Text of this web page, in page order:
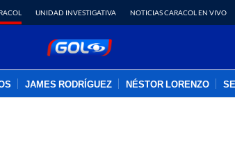
UNIDAD INVESTIGATIVA NOTICIAS CARACOL EN VIVO
JAMES RODRÍGUEZ NÉSTOR LORENZO